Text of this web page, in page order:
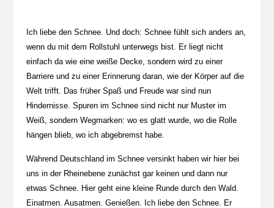
Ich liebe den Schnee. Und doch: Schnee fühlt sich anders an,
wenn du mit dem Rollstuhl unterwegs bist. Er liegt nicht
einfach da wie eine weiße Decke, sondern wird zu einer
Barriere und zu einer Erinnerung daran, wie der Körper auf die
Welt trifft. Das früher Spaß und Freude war sind nun
Hindernisse. Spuren im Schnee sind nicht nur Muster im
Weiß, sondern Wegmarken: wo es glatt wurde, wo die Rolle
hängen blieb, wo ich abgebremst habe.
Während Deutschland im Schnee versinkt haben wir hier bei
uns in der Rheinebene zunächst gar keinen und dann nur
etwas Schnee. Hier geht eine kleine Runde durch den Wald.
Einatmen. Ausatmen. Genießen. Ich liebe den Schnee. Er